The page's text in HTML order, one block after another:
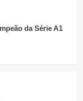
da Série A1